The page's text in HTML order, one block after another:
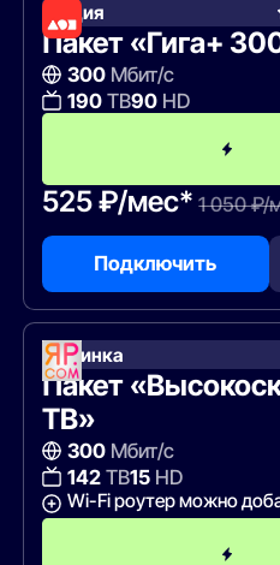
Акция
Пакет «Гига+
300Мбит/с
190ТВ90HD
525 ₽/мес* 1 050 ₽/
Подключить
Новинка
Пакет
ТВ»
300Мбит/с
142ТВ15HD
Wi-Fi роутер можно